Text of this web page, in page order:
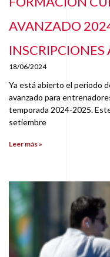
AVANZADO
INSCRIPCIONES
18/06/2024
Ya está abierto el periodo
avanzado para
temporada 2024-2025.
setiembre
Leer más »